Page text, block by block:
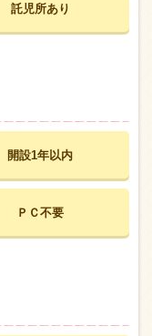
託児所あり
開設1年以内
ＰＣ不要